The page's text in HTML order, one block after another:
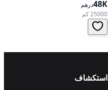
تعمل بالبنزين، ناقل حركة
أوتوماتيكي، دفع أمامي
48Kدرهم
25000 كم
استكشاف